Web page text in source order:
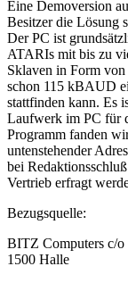
Eine Demoversion
Besitzer die Lösung
Der PC ist
ATARIs mit bis zu
Sklaven in Form
schon 115 kBAUD
stattfinden kann. Es
Laufwerk im PC für
Programm fanden
untenstehender
bei
Vertrieb erfragt
Bezugsquelle:
BITZ Computers c/o
1500 Halle